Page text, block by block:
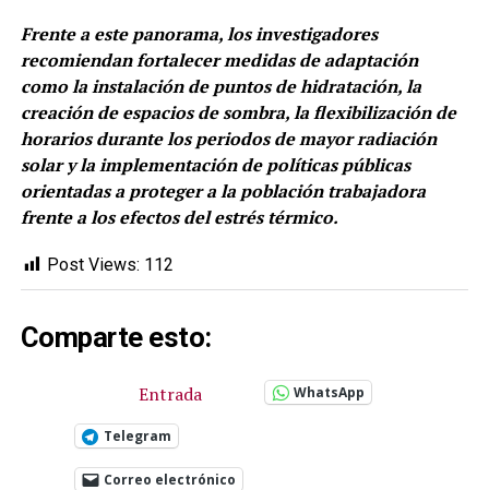
Frente a este panorama, los investigadores
recomiendan fortalecer medidas de adaptación
como la instalación de puntos de hidratación, la
creación de espacios de sombra, la flexibilización de
horarios durante los periodos de mayor radiación
solar y la implementación de políticas públicas
orientadas a proteger a la población trabajadora
frente a los efectos del estrés térmico.
Post Views: 112
Comparte esto:
Entrada WhatsApp
Telegram
Correo electrónico